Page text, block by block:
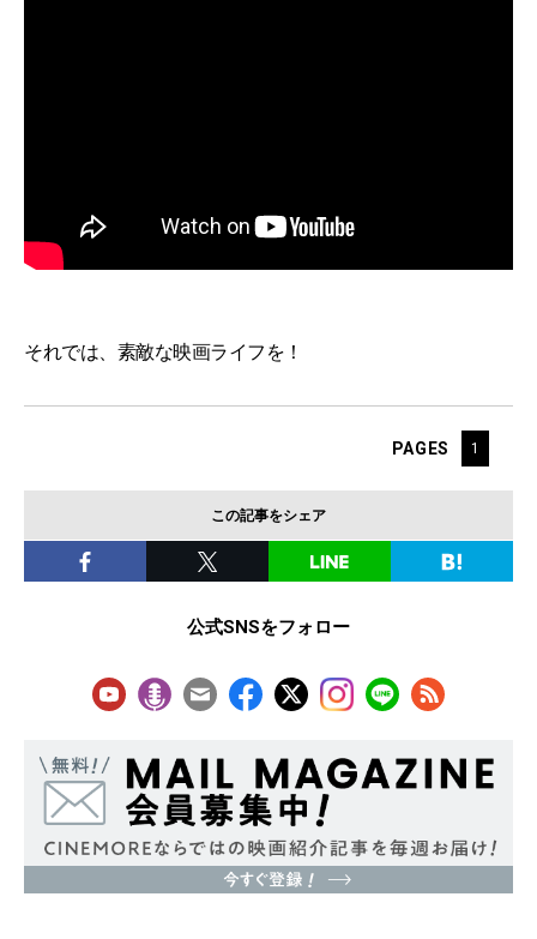
それでは、素敵な映画ライフを！
PAGES 1
この記事をシェア
公式SNSをフォロー